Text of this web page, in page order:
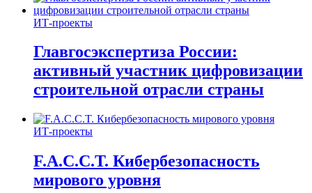
ИТ-проекты
Главгосэкспертиза России:
активный участник цифровизации
строительной отрасли страны
ИТ-проекты
F.A.C.C.T. Кибербезопасность
мирового уровня